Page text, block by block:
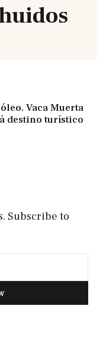
Vaca Muerta
destino turístico
Subscribe to